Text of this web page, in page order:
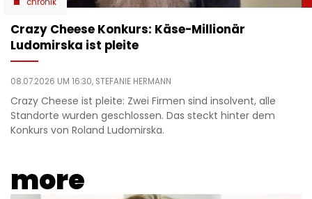
Crazy Cheese Konkurs: Käse-Millionär
Ludomirska ist pleite
08.07.2026 UM 16:30, STEFANIE HERMANN
Crazy Cheese ist pleite: Zwei Firmen sind insolvent, alle
Standorte wurden geschlossen. Das steckt hinter dem
Konkurs von Roland Ludomirska.
more